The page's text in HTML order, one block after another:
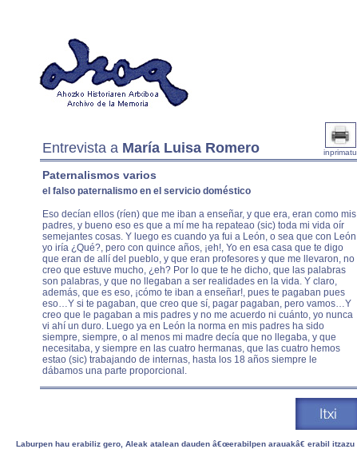
Entrevista a María Luisa Romero inprimatu
Paternalismos varios
el falso paternalismo en el servicio doméstico
Eso decían ellos (ríen) que me iban a enseñar, y que era, eran como mis
padres, y bueno eso es que a mí me ha repateao (sic) toda mi vida oír
semejantes cosas. Y luego es cuando ya fui a León, o sea que con León
yo iría ¿Qué?, pero con quince años, ¡eh!, Yo en esa casa que te digo
que eran de allí del pueblo, y que eran profesores y que me llevaron, no
creo que estuve mucho, ¿eh? Por lo que te he dicho, que las palabras
son palabras, y que no llegaban a ser realidades en la vida. Y claro,
además, que es eso, ¡cómo te iban a enseñar!, pues te pagaban pues
eso…Y si te pagaban, que creo que sí, pagar pagaban, pero vamos…Y
creo que le pagaban a mis padres y no me acuerdo ni cuánto, yo nunca
vi ahí un duro. Luego ya en León la norma en mis padres ha sido
siempre, siempre, o al menos mi madre decía que no llegaba, y que
necesitaba, y siempre en las cuatro hermanas, que las cuatro hemos
estao (sic) trabajando de internas, hasta los 18 años siempre le
dábamos una parte proporcional.
Laburpen hau erabiliz gero, Aleak atalean dauden â€œerabilpen arauakâ€ erabil itzazu